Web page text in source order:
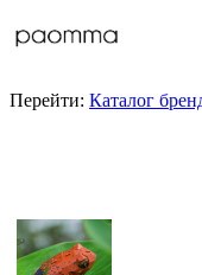
Перейти: Каталог